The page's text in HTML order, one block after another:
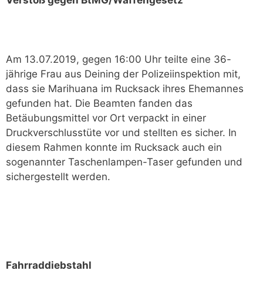
Am 13.07.2019, gegen 16:00 Uhr teilte eine 36-
jährige Frau aus Deining der Polizeiinspektion mit,
dass sie Marihuana im Rucksack ihres Ehemannes
gefunden hat. Die Beamten fanden das
Betäubungsmittel vor Ort verpackt in einer
Druckverschlusstüte vor und stellten es sicher. In
diesem Rahmen konnte im Rucksack auch ein
sogenannter Taschenlampen-Taser gefunden und
sichergestellt werden.
Fahrraddiebstahl